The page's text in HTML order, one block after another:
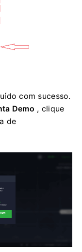
com sucesso.
Demo , clique
de